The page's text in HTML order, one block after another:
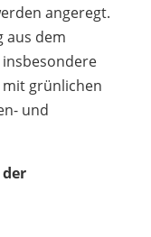
angeregt.
aus dem
grünlichen
und